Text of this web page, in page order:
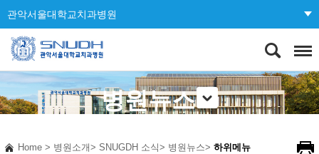
관악서울대학교치과병원
병원뉴스
Home> 병원소개 > SNUGDH 소식> 병원뉴스> 하위메뉴